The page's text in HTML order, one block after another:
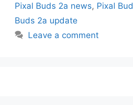
Pixal Buds 2a news, Pixal
Buds 2a update
Leave a comment